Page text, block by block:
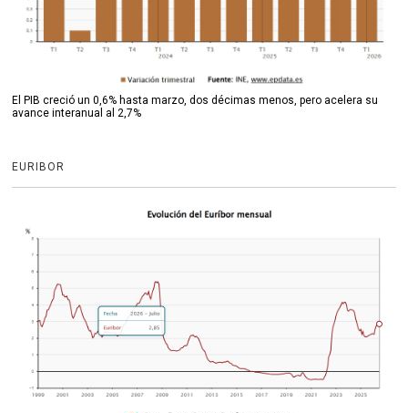
El PIB creció un 0,6% hasta marzo, dos décimas menos, pero acelera su
avance interanual al 2,7%
EURIBOR